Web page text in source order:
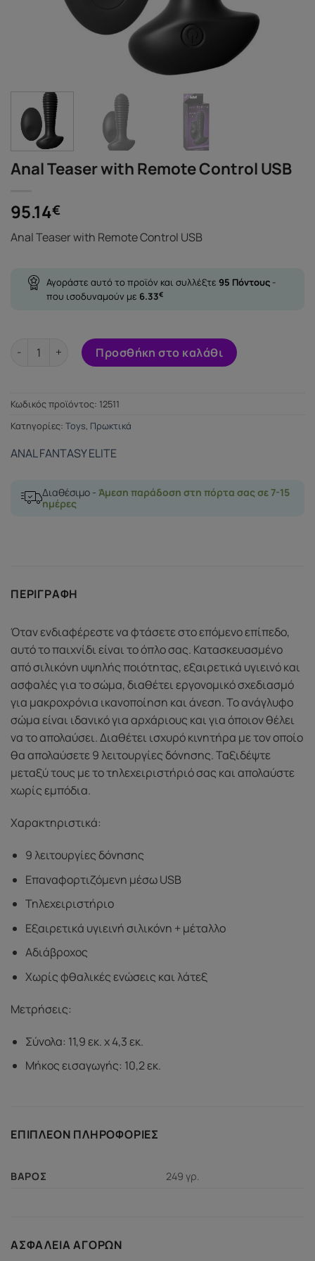
Anal Teaser with Remote Control USB
95.14€
Anal Teaser with Remote Control USB
Αγοράστε αυτό το προϊόν και συλλέξτε 95 Πόντους -
που ισοδυναμούν με 6.33€
Anal Teaser with Remote Control USB ποσότητα
Προσθήκη στο καλάθι
Κωδικός προϊόντος: 12511
Κατηγορίες: Toys, Πρωκτικά
ANAL FANTASY ELITE
Διαθέσιμο - Άμεση παράδοση στη πόρτα σας σε 7-15
ημέρες
ΠΕΡΙΓΡΑΦΉ
Όταν ενδιαφέρεστε να φτάσετε στο επόμενο επίπεδο,
αυτό το παιχνίδι είναι το όπλο σας. Κατασκευασμένο
από σιλικόνη υψηλής ποιότητας, εξαιρετικά υγιεινό και
ασφαλές για το σώμα, διαθέτει εργονομικό σχεδιασμό
για μακροχρόνια ικανοποίηση και άνεση. Το ανάγλυφο
σώμα είναι ιδανικό για αρχάριους και για όποιον θέλει
να το απολαύσει. Διαθέτει ισχυρό κινητήρα με τον οποίο
θα απολαύσετε 9 λειτουργίες δόνησης. Ταξιδέψτε
μεταξύ τους με το τηλεχειριστήριό σας και απολαύστε
χωρίς εμπόδια.
Χαρακτηριστικά:
9 λειτουργίες δόνησης
Επαναφορτιζόμενη μέσω USB
Τηλεχειριστήριο
Εξαιρετικά υγιεινή σιλικόνη + μέταλλο
Αδιάβροχος
Χωρίς φθαλικές ενώσεις και λάτεξ
Μετρήσεις:
Σύνολα: 11,9 εκ. x 4,3 εκ.
Μήκος εισαγωγής: 10,2 εκ.
ΕΠΙΠΛΈΟΝ ΠΛΗΡΟΦΟΡΊΕΣ
ΒΆΡΟΣ 249 γρ.
ΑΣΦΆΛΕΙΑ ΑΓΟΡΏΝ